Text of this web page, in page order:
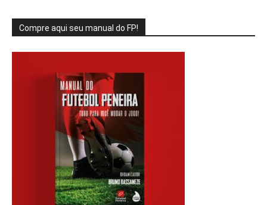
Compre aqui seu manual do FP!